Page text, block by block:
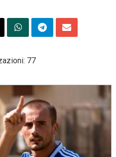
77